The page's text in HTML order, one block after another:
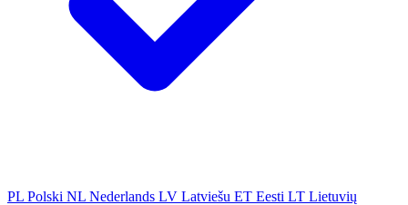
PL Polski NL Nederlands LV Latviešu ET Eesti LT Lietuvių